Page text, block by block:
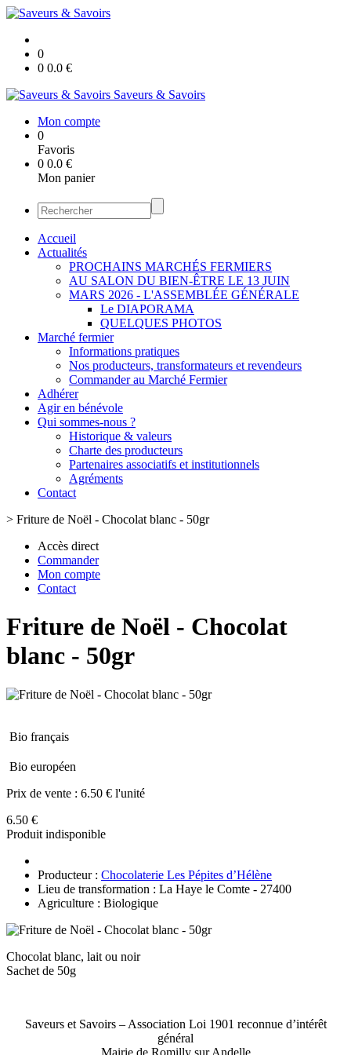
0
0 0.0 €
Saveurs & Savoirs
Mon compte
0
Favoris
0 0.0 €
Mon panier
Accueil
Actualités
PROCHAINS MARCHÉS FERMIERS
AU SALON DU BIEN-ÊTRE LE 13 JUIN
MARS 2026 - L'ASSEMBLÉE GÉNÉRALE
Le DIAPORAMA
QUELQUES PHOTOS
Marché fermier
Informations pratiques
Nos producteurs, transformateurs et revendeurs
Commander au Marché Fermier
Adhérer
Agir en bénévole
Qui sommes-nous ?
Historique & valeurs
Charte des producteurs
Partenaires associatifs et institutionnels
Agréments
Contact
> Friture de Noël - Chocolat blanc - 50gr
Accès direct
Commander
Mon compte
Contact
Friture de Noël - Chocolat
blanc - 50gr
Bio français
Bio européen
Prix de vente : 6.50 € l'unité
6.50 €
Produit indisponible
Producteur : Chocolaterie Les Pépites d’Hélène
Lieu de transformation : La Haye le Comte - 27400
Agriculture : Biologique
Chocolat blanc, lait ou noir
Sachet de 50g
Saveurs et Savoirs – Association Loi 1901 reconnue d’intérêt
général
Mairie de Romilly sur Andelle